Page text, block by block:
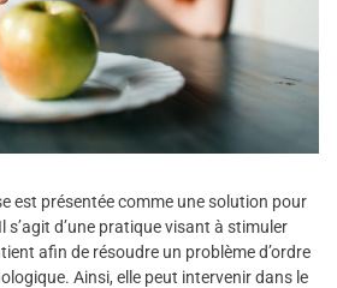
est présentée comme une solution pour
d’une pratique visant à stimuler
afin de résoudre un problème d’ordre
Ainsi, elle peut intervenir dans le